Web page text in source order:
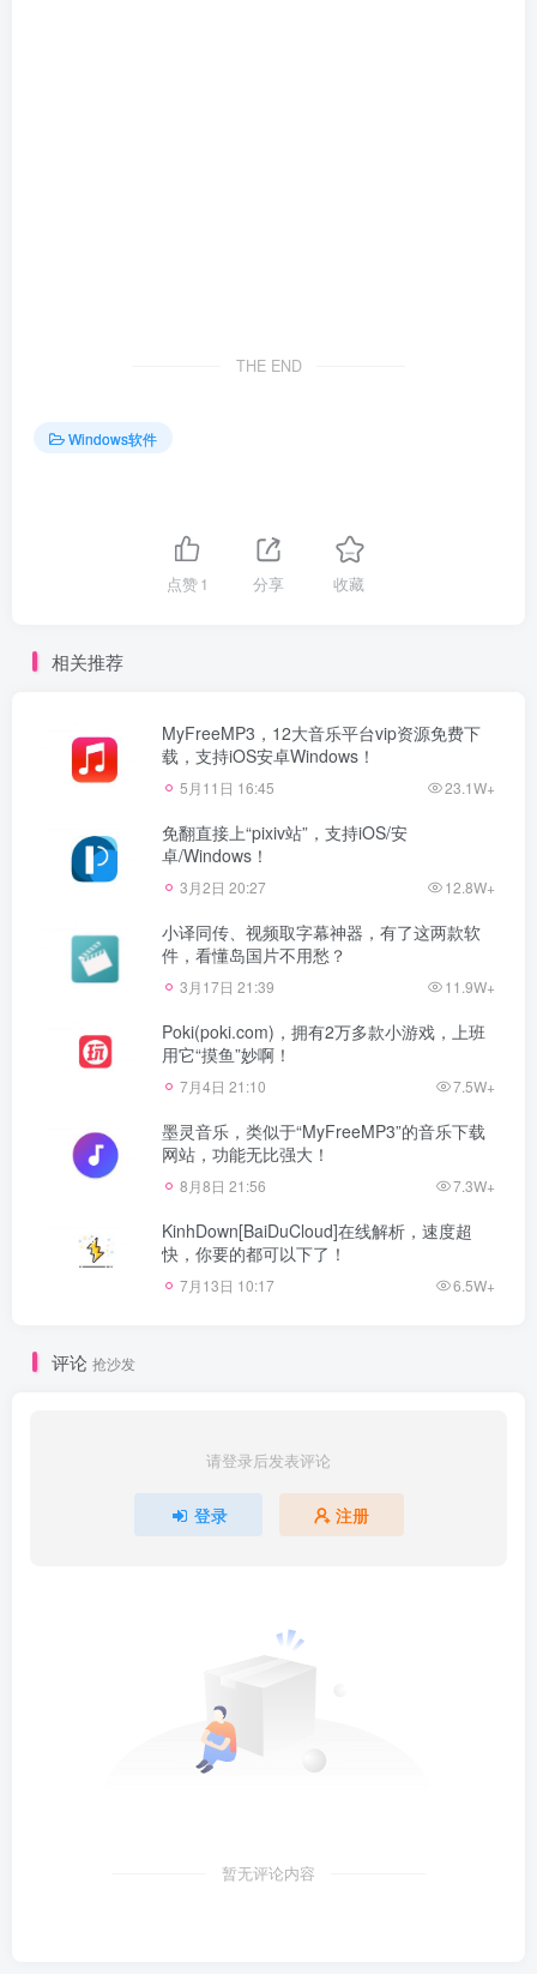
THE END
Windows软件
点赞1 分享 收藏
相关推荐
MyFreeMP3，12大音乐平台vip资源免费下
载，支持iOS安卓Windows！
5月11日 16:45 23.1W+
免翻直接上“pixiv站”，支持iOS/安
卓/Windows！
3月2日 20:27 12.8W+
小译同传、视频取字幕神器，有了这两款软
件，看懂岛国片不用愁？
3月17日 21:39 11.9W+
Poki(poki.com)，拥有2万多款小游戏，上班
用它“摸鱼”妙啊！
7月4日 21:10 7.5W+
墨灵音乐，类似于“MyFreeMP3”的音乐下载
网站，功能无比强大！
8月8日 21:56 7.3W+
KinhDown[BaiDuCloud]在线解析，速度超
快，你要的都可以下了！
7月13日 10:17 6.5W+
评论 抢沙发
请登录后发表评论
登录 注册
暂无评论内容